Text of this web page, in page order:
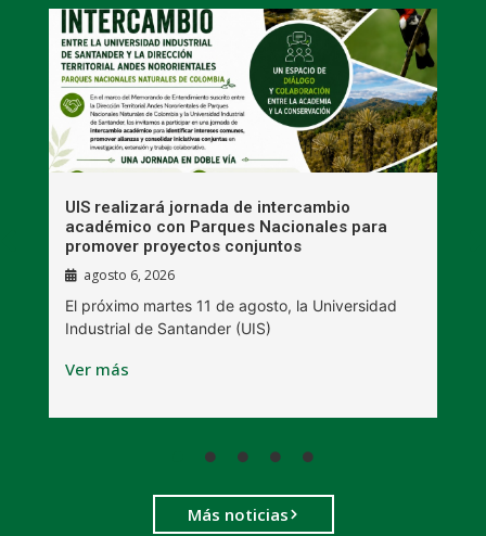
UIS realizará jornada de intercambio
académico con Parques Nacionales para
promover proyectos conjuntos
agosto 6, 2026
El próximo martes 11 de agosto, la Universidad
Industrial de Santander (UIS)
Ver más
Más noticias